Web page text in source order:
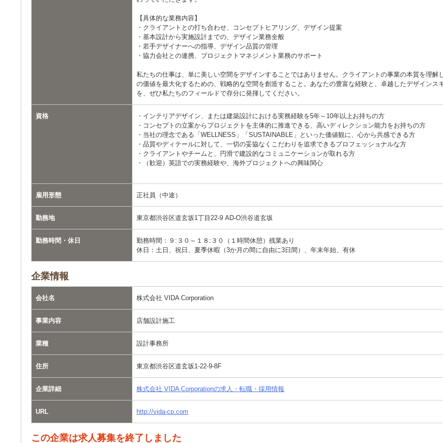
【具体的な業務内容】
・クライアントとの打ち合わせ、コンセプトヒアリング、デザイン提案
・基本設計から実施設計までの、デザイン業務全般
・若手デザイナーへの指導、デザイン品質の管理
・協力会社との連携、プロジェクトマネジメント業務のサポート
私たちの仕事は、単に美しい空間をデザインすることではありません。クライアントの事業の本質を理解
の価値を最大化するための、戦略的な空間を創造すること。あなたの豊富な経験と、卓越したデザインス
を、ぜひ私たちのフィールドで存分に発揮してください。
資格
・インテリアデザイン、または建築設計における実務経験を5年～10年以上お持ちの方
・コンセプトの立案からプロジェクトを主体的に推進できる、高いディレクション能力をお持ちの方
・当社の理念である「WELLNESS」「SUSTAINABLE」といった価値観に、心から共感できる方
・品質やディテールに対して、一切の妥協なくこだわりを追求できるプロフェッショナルな方
・クライアントやチームと、円滑で建設的なコミュニケーションが取れる方
・（歓迎）英語での実務経験や、海外プロジェクトへの興味関心
雇用形態 正社員（中途）
勤務地 東京都渋谷区道玄坂1丁目22-9 AD-O渋谷道玄坂
勤務時間・休日
勤務時間：９:３０～１８:３０（１時間休憩）残業あり
休日：土日、祝日、夏季休暇（3か月の間に自由に3日間）、年末年始、有休
企業情報
会社名 株式会社 VIDA Corporation
事業内容 店舗設計施工
業種 設計事務所
住所 東京都渋谷区道玄坂1-22-9-8F
企業詳細 株式会社 VIDA Corporationの求人・転職・採用情報
URL http://vida-cp.com
この企業は求人募集を終了しました